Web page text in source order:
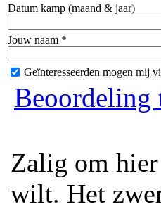
Datum kamp (maand & jaar)
Jouw naam *
Geïnteresseerden mogen mij
Beoordeling
Zalig om
wilt. Het